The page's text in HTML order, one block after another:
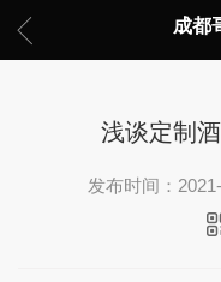
成都
浅谈定制
发布时间：